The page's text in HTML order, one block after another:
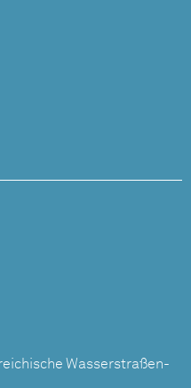
Wasserstraßen-